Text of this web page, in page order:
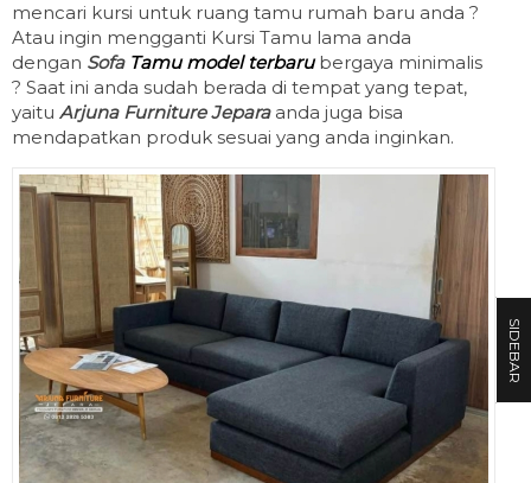
mencari kursi untuk ruang tamu rumah baru anda ?
Atau ingin mengganti Kursi Tamu lama anda
dengan Sofa Tamu model terbarubergaya minimalis
? Saat ini anda sudah berada di tempat yang tepat,
yaitu Arjuna Furniture Jeparaanda juga bisa
mendapatkan produk sesuai yang anda inginkan.
SIDEBAR